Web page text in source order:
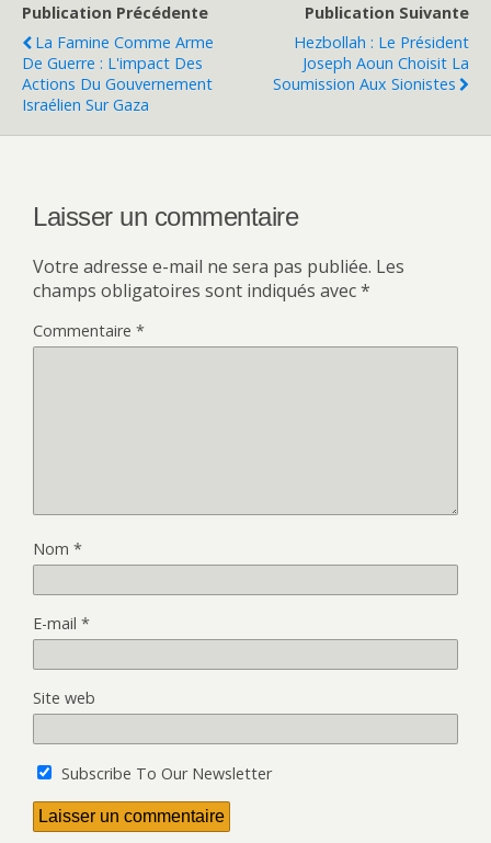
Publication Précédente
La Famine Comme Arme
De Guerre : L'impact Des
Actions Du Gouvernement
Israélien Sur Gaza
Publication Suivante
Hezbollah : Le Président
Joseph Aoun Choisit La
Soumission Aux Sionistes
Laisser un commentaire
Votre adresse e-mail ne sera pas publiée. Les
champs obligatoires sont indiqués avec*
Commentaire *
Nom *
E-mail *
Site web
Subscribe To Our Newsletter